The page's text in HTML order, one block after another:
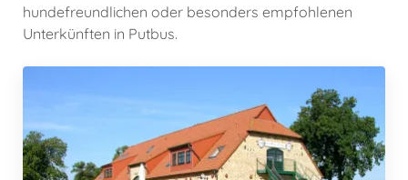
hundefreundlichen oder besonders empfohlenen
Unterkünften in Putbus.